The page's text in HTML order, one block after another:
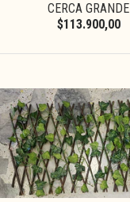
CERCA GRANDE
$113.900,00